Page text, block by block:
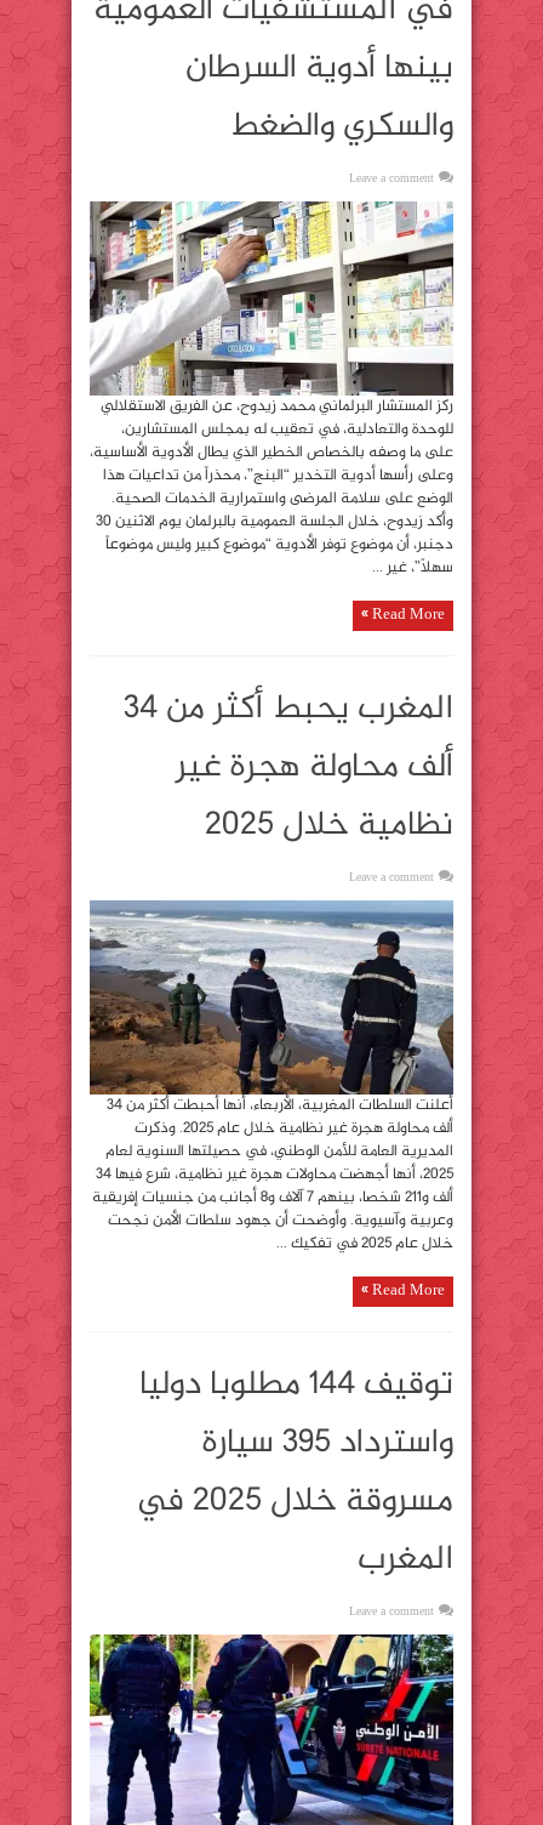
بينها أدوية السرطان
والسكري والضغط
Leave a comment
ركز المستشار البرلماني محمد زيدوح، عن الفريق الاستقلالي
للوحدة والتعادلية، في تعقيب له بمجلس المستشارين،
على ما وصفه بالخصاص الخطير الذي يطال الأدوية الأساسية،
وعلى رأسها أدوية التخدير “البنج”، محذراً من تداعيات هذا
الوضع على سلامة المرضى واستمرارية الخدمات الصحية.
وأكد زيدوح، خلال الجلسة العمومية بالبرلمان يوم الاثنين 30
دجنبر، أن موضوع توفر الأدوية “موضوع كبير وليس موضوعاً
سهلاً”، غير ...
Read More »
المغرب يحبط أكثر من 34
ألف محاولة هجرة غير
نظامية خلال 2025
Leave a comment
أعلنت السلطات المغربية، الأربعاء، أنها أحبطت أكثر من 34
ألف محاولة هجرة غير نظامية خلال عام 2025. وذكرت
المديرية العامة للأمن الوطني، في حصيلتها السنوية لعام
2025، أنها أجهضت محاولات هجرة غير نظامية، شرع فيها 34
ألف و211 شخصا، بينهم 7 آلاف و8 أجانب من جنسيات إفريقية
وعربية وآسيوية. وأوضحت أن جهود سلطات الأمن نجحت
خلال عام 2025 في تفكيك ...
Read More »
توقيف 144 مطلوبا دوليا
واسترداد 395 سيارة
مسروقة خلال 2025 في
المغرب
Leave a comment